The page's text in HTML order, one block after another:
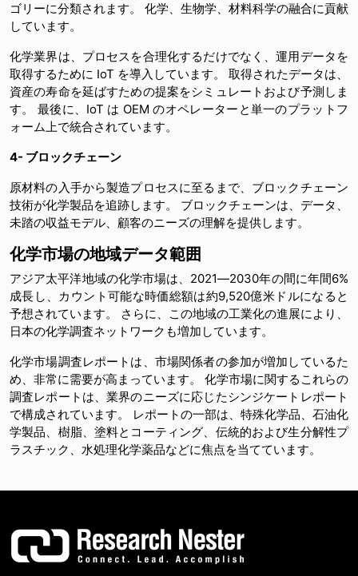
ゴリーに分類されます。 化学、生物学、材料科学の融合に貢献
しています。
化学業界は、プロセスを合理化するだけでなく、運用データを
取得するために IoT を導入しています。 取得されたデータは、
資産の寿命を延ばすための提案をシミュレートおよび予測しま
す。 最後に、IoT は OEM のオペレーターと単一のプラットフ
ォーム上で統合されています。
4- ブロックチェーン
原材料の入手から製造プロセスに至るまで、ブロックチェーン
技術が化学製品を追跡します。 ブロックチェーンは、データ、
未踏の収益モデル、顧客のニーズの理解を提供します。
化学市場の地域データ範囲
アジア太平洋地域の化学市場は、2021―2030年の間に年間6%
成長し、カウント可能な時価総額は約9,520億米ドルになると
予想されています。 さらに、この地域の工業化の進展により、
日本の化学調査ネットワークも増加しています。
化学市場調査レポートは、市場関係者の参加が増加しているた
め、非常に需要が高まっています。 化学市場に関するこれらの
調査レポートは、業界のニーズに応じたシンジケートレポート
で構成されています。 レポートの一部は、特殊化学品、石油化
学製品、樹脂、塗料とコーティング、伝統的および生分解性プ
ラスチック、水処理化学薬品などに焦点を当てています。